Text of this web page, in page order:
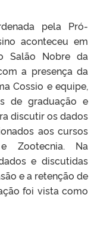
pela Pró-
aconteceu em
Salão Nobre da
a presença da
Cossio e equipe,
de graduação e
discutir os dados
aos cursos
Zootecnia. Na
e discutidas
e a retenção de
foi vista como